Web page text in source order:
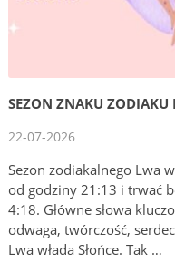
SEZON ZNAKU ZODIAKU
22-07-2026
Sezon zodiakalnego Lwa
od godziny 21:13 i trwać
4:18. Główne słowa
odwaga, twórczość,
Lwa włada Słońce. Tak …